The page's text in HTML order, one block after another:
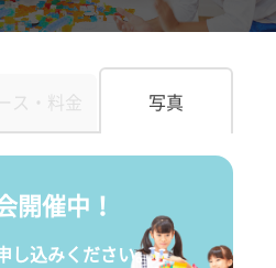
ス・料金 写真
開催中！
し込みください。